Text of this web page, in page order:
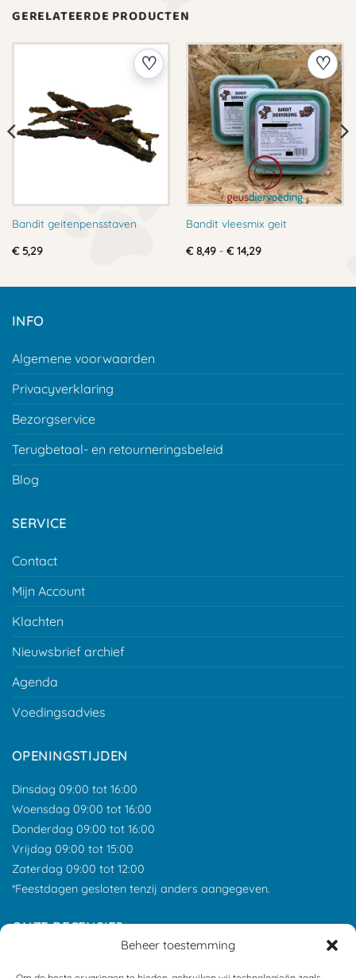
Beheer toestemming
GERELATEERDE PRODUCTEN
Bandit geitenpensstaven
€5,29
Bandit vleesmix geit
€8,49 - €14,29Prijsklasse:
INFO
Algemene voorwaarden
Privacyverklaring
Bezorgservice
Terugbetaal- en retourneringsbeleid
Blog
SERVICE
Contact
Mijn Account
Klachten
Nieuwsbrief archief
Agenda
Voedingsadvies
OPENINGSTIJDEN
Dinsdag 09:00 tot 16:00
Woensdag 09:00 tot 16:00
Donderdag 09:00 tot 16:00
Vrijdag 09:00 tot 15:00
Zaterdag 09:00 tot 12:00
*Feestdagen gesloten tenzij anders aangegeven.
ONZE RECENSIES